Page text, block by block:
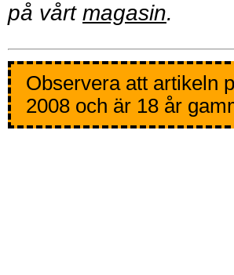
på vårt magasin.
Observera att artikeln
2008 och är 18 år